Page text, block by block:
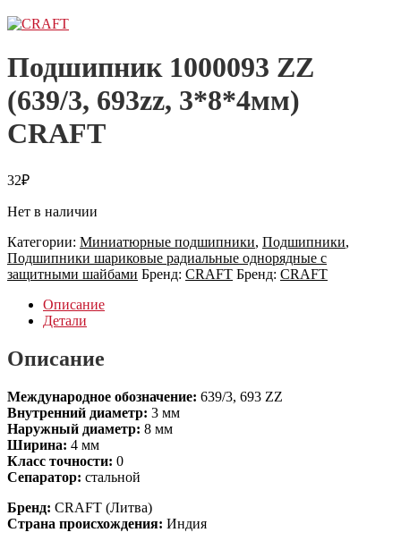
Подшипник 1000093 ZZ
(639/3, 693zz, 3*8*4мм)
CRAFT
32₽
Нет в наличии
Категории: Миниатюрные подшипники, Подшипники,
Подшипники шариковые радиальные однорядные с
защитными шайбами Бренд: CRAFT Бренд: CRAFT
Описание
Детали
Описание
Международное обозначение: 639/3, 693 ZZ
Внутренний диаметр: 3 мм
Наружный диаметр: 8 мм
Ширина: 4 мм
Класс точности: 0
Сепаратор: стальной
Бренд: CRAFT (Литва)
Страна происхождения: Индия